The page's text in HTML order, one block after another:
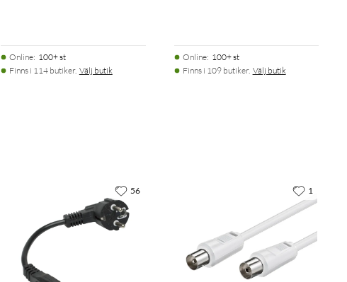
Online: 100+ st
Finns i 114 butiker. Välj butik
Online: 100+ st
Finns i 109 butiker. Välj butik
56 1